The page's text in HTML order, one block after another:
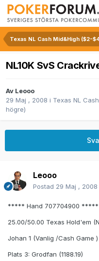
Texas NL Cash Mid&High ($2-
NL10K SvS
Av Leooo
29 Maj , 2008 i Texas NL
högre)
Leooo
Postad 29 Maj , 2008
***** Hand 707704900 *****
25.00/50.00 Texas Hold'em
Johan 1 (Vanlig /Cash Game )
Plats 3: Grodfan (1188.19)